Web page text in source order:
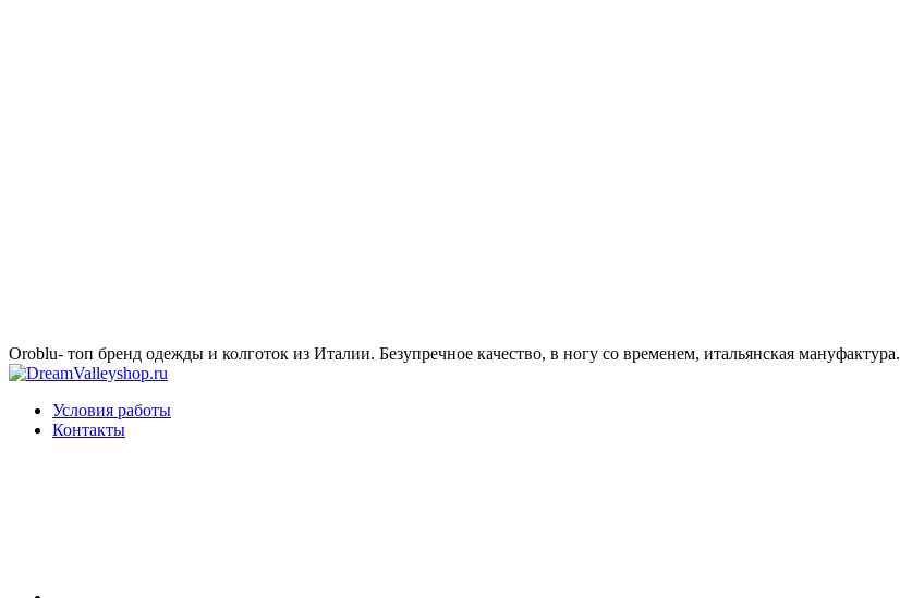
Oroblu- топ бренд одежды и колготок из Италии. Безупречное качество, в ногу со временем, итальянская мануфактура.
Условия работы
Контакты